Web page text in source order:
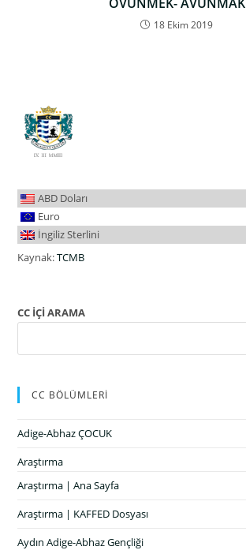
18 Ekim 2019
ABD Doları
Euro
İngiliz Sterlini
Kaynak:TCMB
CC İÇİ ARAMA
CC BÖLÜMLERİ
Adige-Abhaz ÇOCUK
Araştırma
Araştırma | Ana Sayfa
Araştırma | KAFFED Dosyası
Aydın Adige-Abhaz Gençliği